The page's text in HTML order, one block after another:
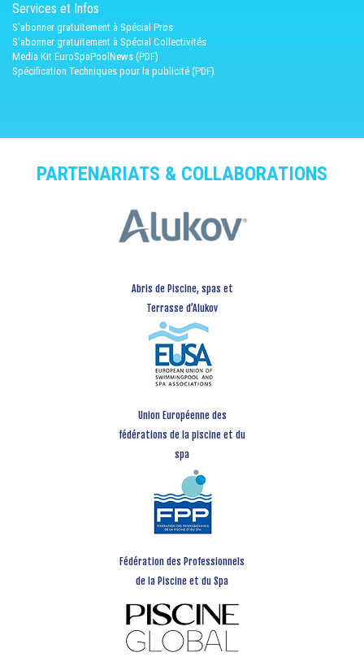
Services et Infos
S'abonner gratuitement à Spécial Pros
S'abonner gratuitement à Spécial Collectivités
Media Kit EuroSpaPoolNews (PDF)
Spécification Techniques pour la publicité (PDF)
PARTENARIATS & COLLABORATIONS
Abris de Piscine, spas et
Terrasse d’Alukov
Union Européenne des
fédérations de la piscine et du
spa
Fédération des Professionnels
de la Piscine et du Spa